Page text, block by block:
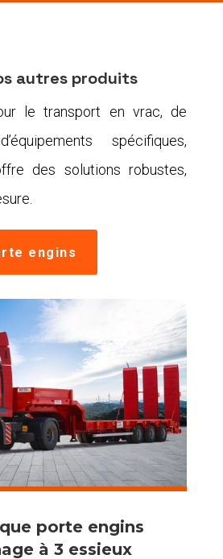
autres produits
le transport en vrac, de
spécifiques,
des solutions robustes,
engins
porte engins
à 3 essieux